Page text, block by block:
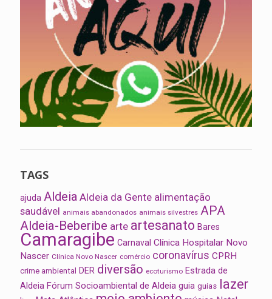
TAGS
ajuda Aldeia Aldeia da Gente alimentação
saudável animais abandonados animais silvestres APA
Aldeia-Beberibe arte artesanato Bares
Camaragibe Carnaval Clínica Hospitalar Novo
Nascer Clínica Novo Nascer comércio coronavírus CPRH
crime ambiental DER diversão ecoturismo Estrada de
Aldeia Fórum Socioambiental de Aldeia guia guias lazer